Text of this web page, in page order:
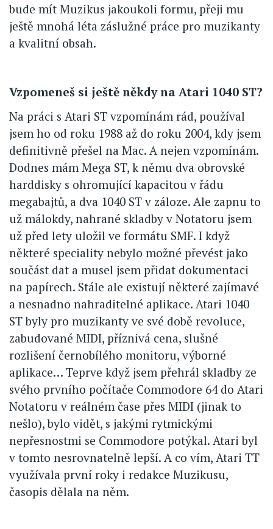
bude mít Muzikus jakoukoli formu, přeji mu
ještě mnohá léta záslužné práce pro muzikanty
a kvalitní obsah.
Vzpomeneš si ještě někdy na Atari 1040 ST?
Na práci s Atari ST vzpomínám rád, používal
jsem ho od roku 1988 až do roku 2004, kdy jsem
definitivně přešel na Mac. A nejen vzpomínám.
Dodnes mám Mega ST, k němu dva obrovské
harddisky s ohromující kapacitou v řádu
megabajtů, a dva 1040 ST v záloze. Ale zapnu to
už málokdy, nahrané skladby v Notatoru jsem
už před lety uložil ve formátu SMF. I když
některé speciality nebylo možné převést jako
součást dat a musel jsem přidat dokumentaci
na papírech. Stále ale existují některé zajímavé
a nesnadno nahraditelné aplikace. Atari 1040
ST byly pro muzikanty ve své době revoluce,
zabudované MIDI, příznivá cena, slušné
rozlišení černobílého monitoru, výborné
aplikace… Teprve když jsem přehrál skladby ze
svého prvního počítače Commodore 64 do Atari
Notatoru v reálném čase přes MIDI (jinak to
nešlo), bylo vidět, s jakými rytmickými
nepřesnostmi se Commodore potýkal. Atari byl
v tomto nesrovnatelně lepší. A co vím, Atari TT
využívala první roky i redakce Muzikusu,
časopis dělala na něm.